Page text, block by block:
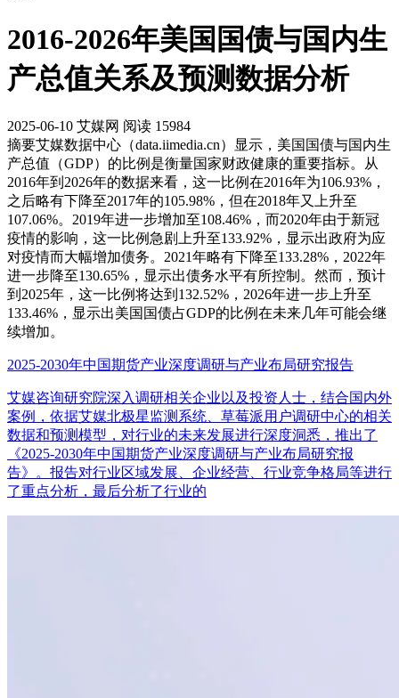
2016-2026年美国国债与国内生
产总值关系及预测数据分析
2025-06-10 艾媒网 阅读 15984
摘要艾媒数据中心（data.iimedia.cn）显示，美国国债与国内生
产总值（GDP）的比例是衡量国家财政健康的重要指标。从
2016年到2026年的数据来看，这一比例在2016年为106.93%，
之后略有下降至2017年的105.98%，但在2018年又上升至
107.06%。2019年进一步增加至108.46%，而2020年由于新冠
疫情的影响，这一比例急剧上升至133.92%，显示出政府为应
对疫情而大幅增加债务。2021年略有下降至133.28%，2022年
进一步降至130.65%，显示出债务水平有所控制。然而，预计
到2025年，这一比例将达到132.52%，2026年进一步上升至
133.46%，显示出美国国债占GDP的比例在未来几年可能会继
续增加。
2025-2030年中国期货产业深度调研与产业布局研究报告
艾媒咨询研究院深入调研相关企业以及投资人士，结合国内外
案例，依据艾媒北极星监测系统、草莓派用户调研中心的相关
数据和预测模型，对行业的未来发展进行深度洞悉，推出了
《2025-2030年中国期货产业深度调研与产业布局研究报
告》。报告对行业区域发展、企业经营、行业竞争格局等进行
了重点分析，最后分析了行业的